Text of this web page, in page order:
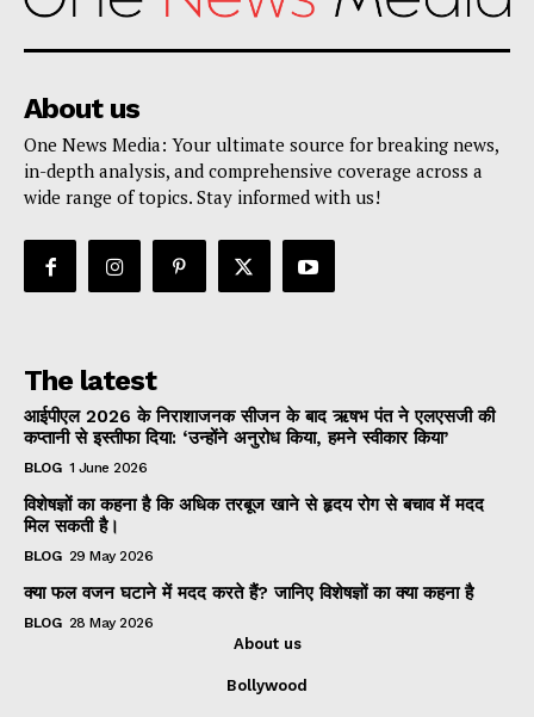
About us
One News Media: Your ultimate source for breaking news,
in-depth analysis, and comprehensive coverage across a
wide range of topics. Stay informed with us!
The latest
आईपीएल 2026 के निराशाजनक सीजन के बाद ऋषभ पंत ने एलएसजी की
कप्तानी से इस्तीफा दिया: ‘उन्होंने अनुरोध किया, हमने स्वीकार किया’
BLOG 1 June 2026
विशेषज्ञों का कहना है कि अधिक तरबूज खाने से हृदय रोग से बचाव में मदद
मिल सकती है।
BLOG 29 May 2026
क्या फल वजन घटाने में मदद करते हैं? जानिए विशेषज्ञों का क्या कहना है
BLOG 28 May 2026
About us
Bollywood